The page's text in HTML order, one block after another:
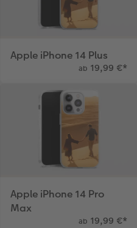
Apple iPhone 14 Plus
ab 19,99 €*
Apple iPhone 14 Pro
Max
ab 19,99 €*